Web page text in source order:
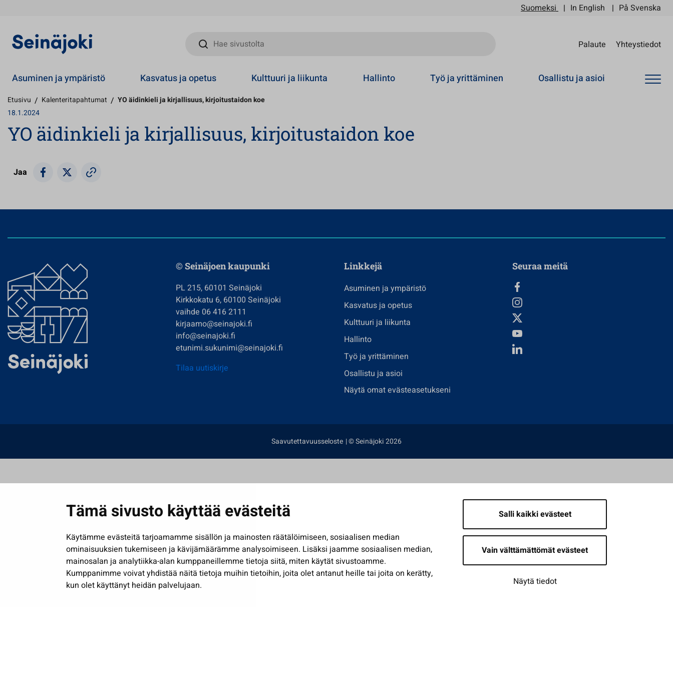
Tämä sivusto käyttää evästeitä
Käytämme evästeitä tarjoamamme sisällön ja mainosten räätälöimiseen, sosiaalisen median
ominaisuuksien tukemiseen ja kävijämäärämme analysoimiseen. Lisäksi jaamme sosiaalisen median,
mainosalan ja analytiikka-alan kumppaneillemme tietoja siitä, miten käytät sivustoamme.
Kumppanimme voivat yhdistää näitä tietoja muihin tietoihin, joita olet antanut heille tai joita on kerätty,
kun olet käyttänyt heidän palvelujaan.
Salli kaikki evästeet
Vain välttämättömät evästeet
Näytä tiedot
Suomeksi In English På Svenska
Hae sivustolta
Palaute Yhteystiedot
Asuminen ja ympäristö Kasvatus ja opetus Kulttuuri ja liikunta Hallinto Työ ja yrittäminen Osallistu ja asioi
Etusivu / Kalenteritapahtumat / YO äidinkieli ja kirjallisuus, kirjoitustaidon koe
18.1.2024
YO äidinkieli ja kirjallisuus, kirjoitustaidon koe
Jaa
© Seinäjoen kaupunki
PL 215, 60101 Seinäjoki
Kirkkokatu 6, 60100 Seinäjoki
vaihde 06 416 2111
kirjaamo@seinajoki.fi
info@seinajoki.fi
etunimi.sukunimi@seinajoki.fi
Tilaa uutiskirje
Linkkejä
Asuminen ja ympäristö
Kasvatus ja opetus
Kulttuuri ja liikunta
Hallinto
Työ ja yrittäminen
Osallistu ja asioi
Näytä omat evästeasetukseni
Seuraa meitä
Saavutettavuusseloste | © Seinäjoki 2026